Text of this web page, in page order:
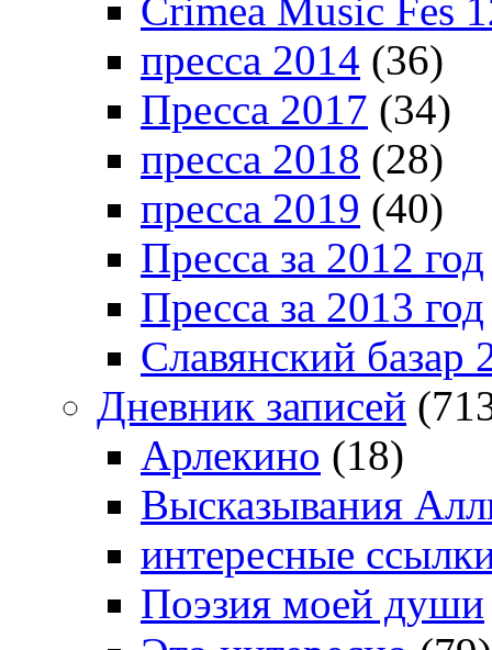
Crimea Music Fes
пресса 2014 (36)
Пресса 2017 (34)
пресса 2018 (28)
пресса 2019 (40)
Пресса за 2012 год
Пресса за 2013 год
Славянский базар
Дневник записей
Арлекино (18)
Высказывания
интересные
Поэзия моей души